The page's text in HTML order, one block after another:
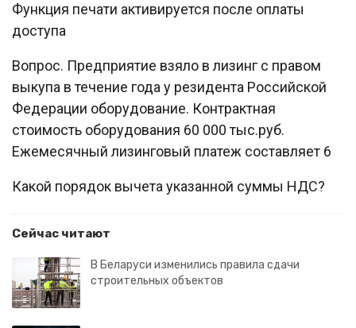
Функция печати активируется после оплаты
доступа
Вопрос. Предприятие взяло в лизинг с правом
выкупа в течение года у резидента Российской
Федерации оборудование. Контрактная
стоимость оборудования 60 000 тыс.руб.
Ежемесячный лизинговый платеж составляет 6
Какой порядок вычета указанной суммы НДС?
Сейчас читают
В Беларуси изменились правила сдачи
строительных объектов